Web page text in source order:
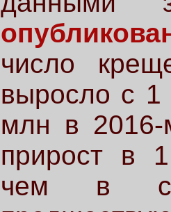
число
выросло с
млн в 2016-
прирост в
чем в